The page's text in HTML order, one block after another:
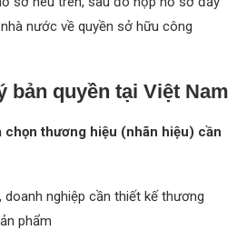
nước về quyền sở hữu công
bản quyền tại Việt Nam
chọn thương hiệu (nhãn hiệu) cần
nghiệp cần thiết kế thương
phẩm